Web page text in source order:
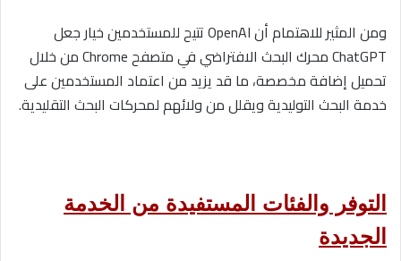
ومن المثير للاهتمام أن OpenAI تتيح للمستخدمين خيار جعل
ChatGPT محرك البحث الافتراضي في متصفح Chrome من خلال
تحميل إضافة مخصصة، ما قد يزيد من اعتماد المستخدمين على
خدمة البحث التوليدية ويقلل من ولائهم لمحركات البحث التقليدية.
التوفر والفئات المستفيدة من الخدمة
الجديدة